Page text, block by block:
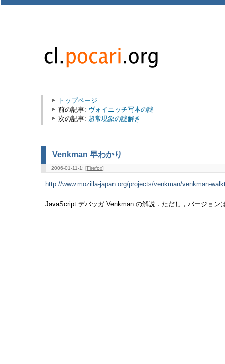
トップページ
前の記事: ヴォイニッチ写本の謎
次の記事: 超常現象の謎解き
Venkman 早わかり
2006-01-11-1: [Firefox]
http://www.mozilla-japan.org/projects/venkman/venkman-
JavaScript デバッガ Venkman の解説．ただし，バージョン